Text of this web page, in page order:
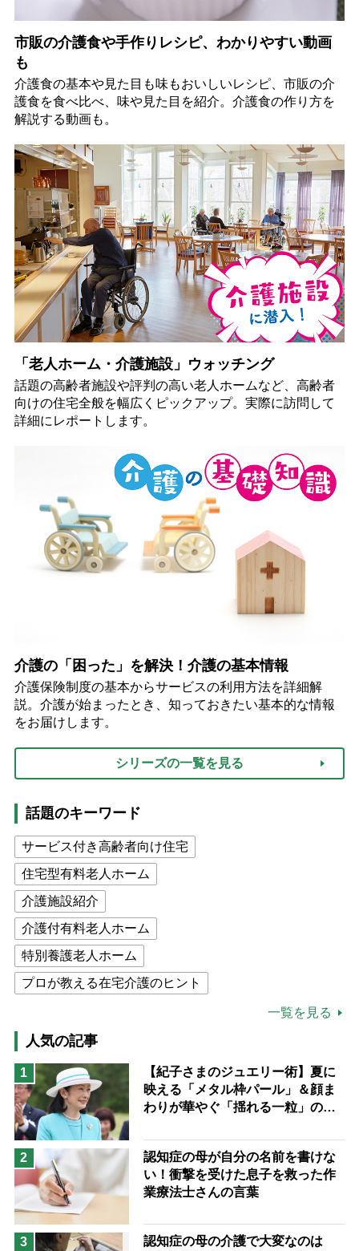
市販の介護食や手作りレシピ、わかりやすい動画
も
介護食の基本や見た目も味もおいしいレシピ、市販の介
護食を食べ比べ、味や見た目を紹介。介護食の作り方を
解説する動画も。
「老人ホーム・介護施設」ウォッチング
話題の高齢者施設や評判の高い老人ホームなど、高齢者
向けの住宅全般を幅広くピックアップ。実際に訪問して
詳細にレポートします。
介護の「困った」を解決！介護の基本情報
介護保険制度の基本からサービスの利用方法を詳細解
説。介護が始まったとき、知っておきたい基本的な情報
をお届けします。
シリーズの一覧を見る
話題のキーワード
サービス付き高齢者向け住宅
住宅型有料老人ホーム
介護施設紹介
介護付有料老人ホーム
特別養護老人ホーム
プロが教える在宅介護のヒント
高木ブー
ケアマネジャー
猫が母になつきません
息子の遠距離介護サバイバル術
兄がボケました
予防法
一覧を見る
人気の記事
1
【紀子さまのジュエリー術】夏に
映える「メタル枠パール」＆顔ま
わりが華やぐ「揺れる一粒」の使
2
認知症の母が自分の名前を書けな
い！衝撃を受けた息子を救った作
業療法士さんの言葉
3
認知症の母の介護で大変なのは